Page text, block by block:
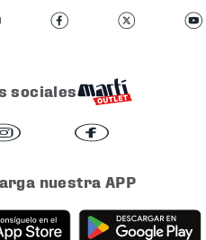
sociales
nuestra APP